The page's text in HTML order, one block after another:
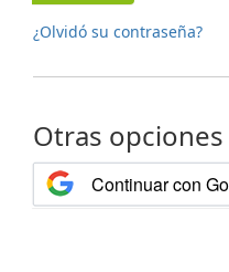
¿Olvidó su contraseña?
Otras opciones
Continuar con